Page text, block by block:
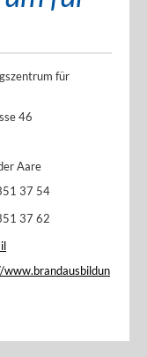
für
46
Aare
37 54
37 62